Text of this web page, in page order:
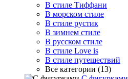
В стиле Тиффани
В морском стиле
В стиле рустик
В зимнем стиле
В русском стиле
В стиле Love is
В стиле путешествий
Все категории (13)